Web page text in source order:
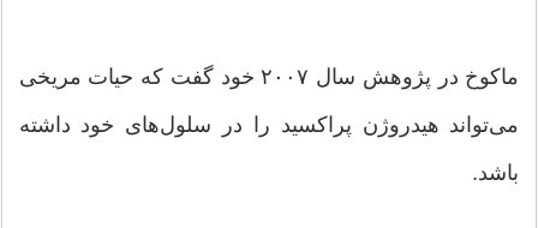
ماکوخ در پژوهش سال ۲۰۰۷ خود گفت که حیات مریخی
می‌تواند هیدروژن پراکسید را در سلول‌های خود داشته
باشد.